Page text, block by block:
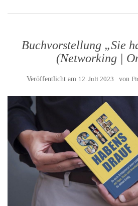
Buchvorstellung „Sie
(Networking |
Veröffentlicht am 12. Juli 2023 von